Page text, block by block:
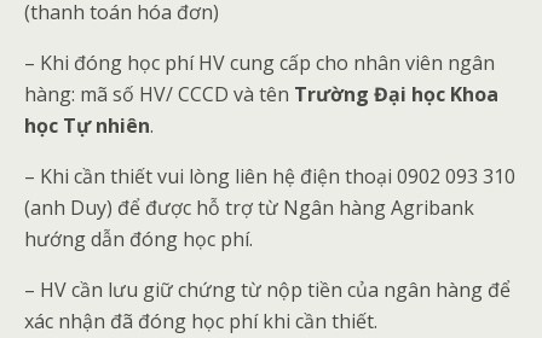
(thanh toán hóa đơn)
– Khi đóng học phí HV cung cấp cho nhân viên ngân
hàng: mã số HV/ CCCD và tên Trường Đại học Khoa
học Tự nhiên.
– Khi cần thiết vui lòng liên hệ điện thoại 0902 093 310
(anh Duy) để được hỗ trợ từ Ngân hàng Agribank
hướng dẫn đóng học phí.
– HV cần lưu giữ chứng từ nộp tiền của ngân hàng để
xác nhận đã đóng học phí khi cần thiết.